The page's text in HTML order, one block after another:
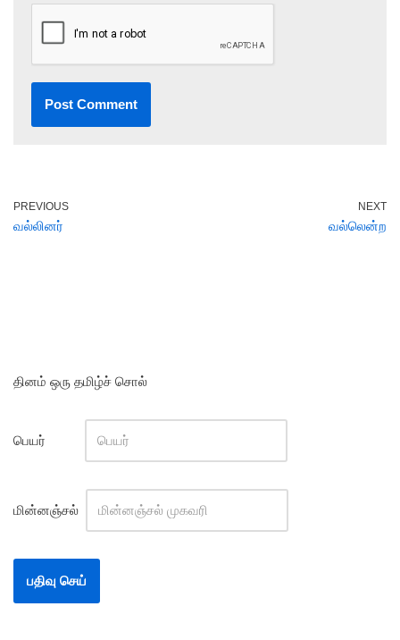
PREVIOUS
வல்லினர்
NEXT
வல்லென்ற
தினம் ஒரு தமிழ்ச் சொல்
பெயர்
மின்னஞ்சல்